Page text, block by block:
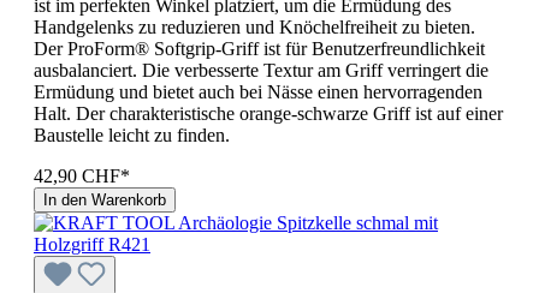
ist im perfekten Winkel platziert, um die Ermüdung des
Handgelenks zu reduzieren und Knöchelfreiheit zu bieten.
Der ProForm® Softgrip-Griff ist für Benutzerfreundlichkeit
ausbalanciert. Die verbesserte Textur am Griff verringert die
Ermüdung und bietet auch bei Nässe einen hervorragenden
Halt. Der charakteristische orange-schwarze Griff ist auf einer
Baustelle leicht zu finden.
42,90 CHF*
In den Warenkorb